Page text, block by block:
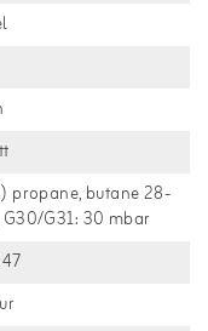
propane, butane 28-
G31: 30 mbar